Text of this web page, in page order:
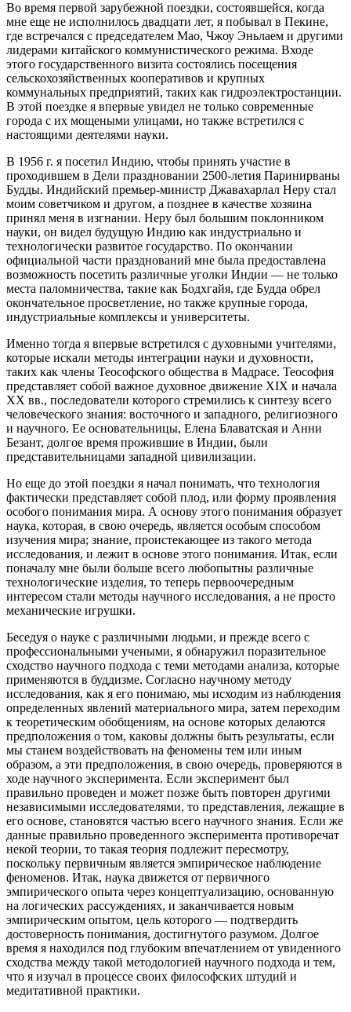
Во время первой зарубежной поездки, состоявшейся, когда
мне еще не исполнилось двадцати лет, я побывал в Пекине,
где встречался с председателем Мао, Чжоу Эньлаем и другими
лидерами китайского коммунистического режима. Входе
этого государственного визита состоялись посещения
сельскохозяйственных кооперативов и крупных
коммунальных предприятий, таких как гидроэлектростанции.
В этой поездке я впервые увидел не только современные
города с их мощеными улицами, но также встретился с
настоящими деятелями науки.
В 1956 г. я посетил Индию, чтобы принять участие в
проходившем в Дели праздновании 2500-летия Паринирваны
Будды. Индийский премьер-министр Джавахарлал Неру стал
моим советчиком и другом, а позднее в качестве хозяина
принял меня в изгнании. Неру был большим поклонником
науки, он видел будущую Индию как индустриально и
технологически развитое государство. По окончании
официальной части празднований мне была предоставлена
возможность посетить различные уголки Индии — не только
места паломничества, такие как Бодхгайя, где Будда обрел
окончательное просветление, но также крупные города,
индустриальные комплексы и университеты.
Именно тогда я впервые встретился с духовными учителями,
которые искали методы интеграции науки и духовности,
таких как члены Теософского общества в Мадрасе. Теософия
представляет собой важное духовное движение XIX и начала
XX вв., последователи которого стремились к синтезу всего
человеческого знания: восточного и западного, религиозного
и научного. Ее основательницы, Елена Блаватская и Анни
Безант, долгое время прожившие в Индии, были
представительницами западной цивилизации.
Но еще до этой поездки я начал понимать, что технология
фактически представляет собой плод, или форму проявления
особого понимания мира. А основу этого понимания образует
наука, которая, в свою очередь, является особым способом
изучения мира; знание, проистекающее из такого метода
исследования, и лежит в основе этого понимания. Итак, если
поначалу мне были больше всего любопытны различные
технологические изделия, то теперь первоочередным
интересом стали методы научного исследования, а не просто
механические игрушки.
Беседуя о науке с различными людьми, и прежде всего с
профессиональными учеными, я обнаружил поразительное
сходство научного подхода с теми методами анализа, которые
применяются в буддизме. Согласно научному методу
исследования, как я его понимаю, мы исходим из наблюдения
определенных явлений материального мира, затем переходим
к теоретическим обобщениям, на основе которых делаются
предположения о том, каковы должны быть результаты, если
мы станем воздействовать на феномены тем или иным
образом, а эти предположения, в свою очередь, проверяются в
ходе научного эксперимента. Если эксперимент был
правильно проведен и может позже быть повторен другими
независимыми исследователями, то представления, лежащие в
его основе, становятся частью всего научного знания. Если же
данные правильно проведенного эксперимента противоречат
некой теории, то такая теория подлежит пересмотру,
поскольку первичным является эмпирическое наблюдение
феноменов. Итак, наука движется от первичного
эмпирического опыта через концептуализацию, основанную
на логических рассуждениях, и заканчивается новым
эмпирическим опытом, цель которого — подтвердить
достоверность понимания, достигнутого разумом. Долгое
время я находился под глубоким впечатлением от увиденного
сходства между такой методологией научного подхода и тем,
что я изучал в процессе своих философских штудий и
медитативной практики.